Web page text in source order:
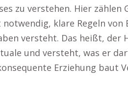
zu verstehen. Hier zählen
klare Regeln von
versteht. Das heißt, der
und versteht, was er
Erziehung baut